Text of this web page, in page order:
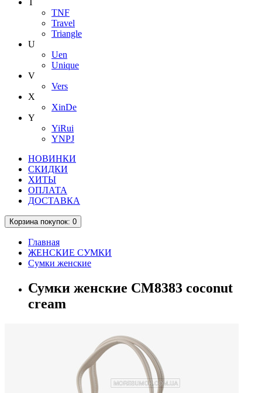
T
TNF
Travel
Triangle
U
Uen
Unique
V
Vers
X
XinDe
Y
YiRui
YNPJ
НОВИНКИ
СКИДКИ
ХИТЫ
ОПЛАТА
ДОСТАВКА
Корзинапокупок: 0
Главная
ЖЕНСКИЕ СУМКИ
Сумки женские
Сумки женские CM8383 coconut
cream